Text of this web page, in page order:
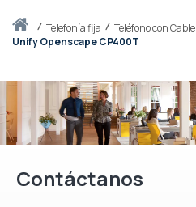
Iniciotelefonía fija Teléfono con Cable
Unify Openscape CP400T
Contáctanos